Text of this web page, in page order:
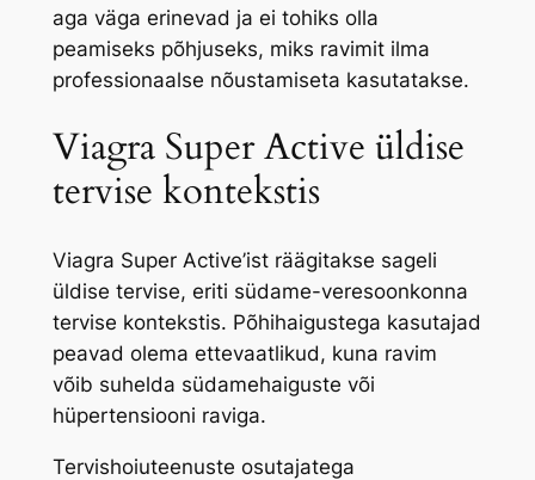
aga väga erinevad ja ei tohiks olla
peamiseks põhjuseks, miks ravimit ilma
professionaalse nõustamiseta kasutatakse.
Viagra Super Active üldise
tervise kontekstis
Viagra Super Active’ist räägitakse sageli
üldise tervise, eriti südame-veresoonkonna
tervise kontekstis. Põhihaigustega kasutajad
peavad olema ettevaatlikud, kuna ravim
võib suhelda südamehaiguste või
hüpertensiooni raviga.
Tervishoiuteenuste osutajatega